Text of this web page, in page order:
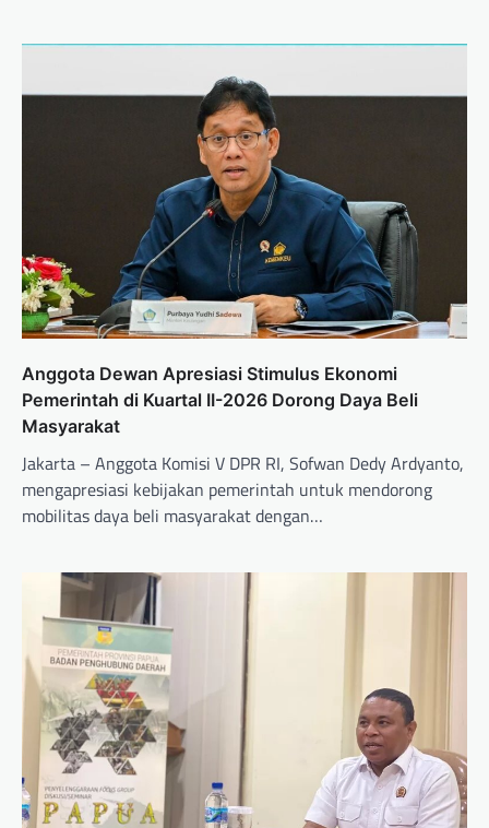
Anggota Dewan Apresiasi Stimulus Ekonomi
Pemerintah di Kuartal II-2026 Dorong Daya Beli
Masyarakat
Jakarta – Anggota Komisi V DPR RI, Sofwan Dedy Ardyanto,
mengapresiasi kebijakan pemerintah untuk mendorong
mobilitas daya beli masyarakat dengan…